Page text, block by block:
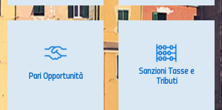
Pari Opportunità
Sanzioni Tasse e
Tributi